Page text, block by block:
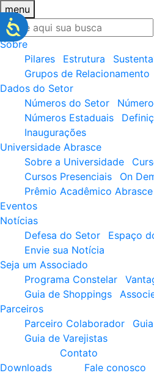
menu
Sobre
Pilares
Estrutura
Grupos de Relacionamento
Dados do Setor
Números do Setor
Números Estaduais
Inaugurações
Universidade Abrasce
Sobre a Universidade
Cursos Presenciais
On
Prêmio Acadêmico Abrasce
Eventos
Notícias
Defesa do Setor
Espaço
Envie sua Notícia
Seja um Associado
Programa Constelar
Guia de Shoppings
Parceiros
Parceiro Colaborador
Guia de Varejistas
Downloads
Contato
Fale conosco